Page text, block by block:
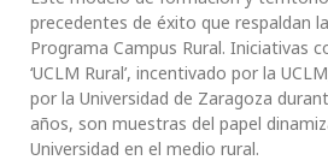
precedentes de éxito que respaldan
Programa Campus Rural. Iniciativas
‘UCLM Rural’, incentivado por la
por la Universidad de Zaragoza
años, son muestras del papel
Universidad en el medio rural.